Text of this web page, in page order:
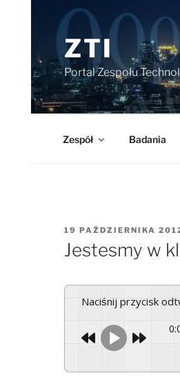
ZTI
Portal Zespołu
Zespół Badania
OPUBLIKOWANE
W
19 PAŹDZIERNIKA
Jestesmy w
Naciśnij przycisk